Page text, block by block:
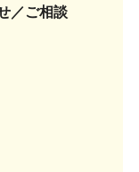
／ご相談